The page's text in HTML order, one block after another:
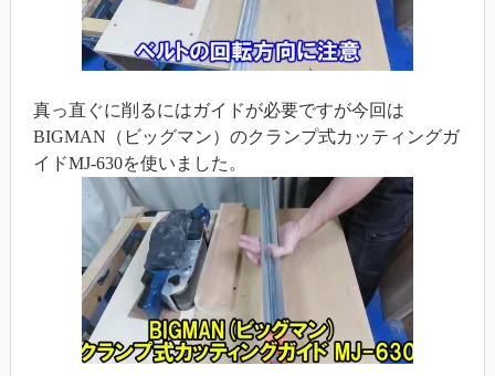
真っ直ぐに削るにはガイドが必要ですが今回は
BIGMAN（ビッグマン）のクランプ式カッティングガ
イドMJ-630を使いました。